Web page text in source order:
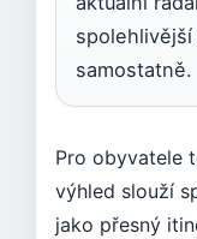
samostatně.
Pro obyvatele
výhled slouží
jako přesný